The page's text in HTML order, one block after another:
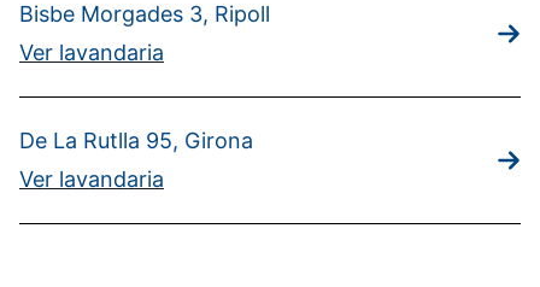
Bisbe Morgades 3, Ripoll
Ver lavandaria
De La Rutlla 95, Girona
Ver lavandaria